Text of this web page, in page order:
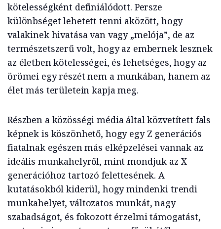
kötelességként definiálódott. Persze
különbséget lehetett tenni aközött, hogy
valakinek hivatása van vagy „melója”, de az
természetszerű volt, hogy az embernek lesznek
az életben kötelességei, és lehetséges, hogy az
örömei egy részét nem a munkában, hanem az
élet más területein kapja meg.
Részben a közösségi média által közvetített fals
képnek is köszönhető, hogy egy Z generációs
fiatalnak egészen más elképzelései vannak az
ideális munkahelyről, mint mondjuk az X
generációhoz tartozó felettesének. A
kutatásokból kiderül, hogy mindenki trendi
munkahelyet, változatos munkát, nagy
szabadságot, és fokozott érzelmi támogatást,